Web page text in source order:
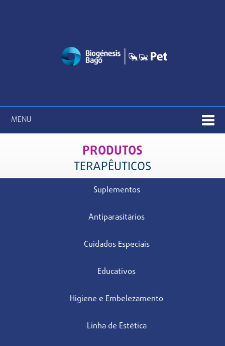
MENU
PRODUTOS
TERAPÊUTICOS
Suplementos
Antiparasitários
Cuidados Especiais
Educativos
Higiene e Embelezamento
Linha de Estética